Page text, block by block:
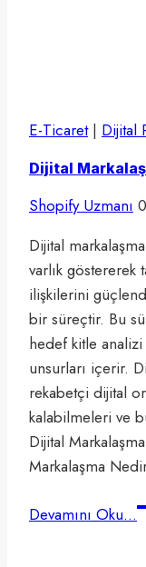
E-Ticaret| Dijital
Dijital
Shopify Uzmanı
Dijital
varlık göstererek
ilişkilerini
bir süreçtir. Bu
hedef kitle
unsurları içerir.
rekabetçi dijital
kalabilmeleri ve
Dijital
Markalaşma
Devamını Oku...